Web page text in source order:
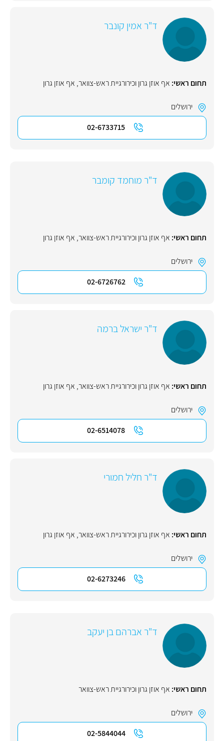
ד"ר אמין קונבר
תחום ראשי: אף אוזן גרון וכירורגיית ראש-צוואר, אף אוזן גרון
ירושלים
02-6733715
ד"ר מוחמד קומבר
תחום ראשי: אף אוזן גרון וכירורגיית ראש-צוואר, אף אוזן גרון
ירושלים
02-6726762
ד"ר ישראל ברמה
תחום ראשי: אף אוזן גרון וכירורגיית ראש-צוואר, אף אוזן גרון
ירושלים
02-6514078
ד"ר חליל חמורי
תחום ראשי: אף אוזן גרון וכירורגיית ראש-צוואר, אף אוזן גרון
ירושלים
02-6273246
ד"ר אברהם בן יעקב
תחום ראשי: אף אוזן גרון וכירורגיית ראש-צוואר
ירושלים
02-5844044